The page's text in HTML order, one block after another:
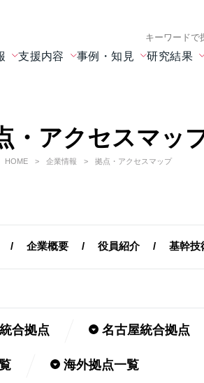
検索キーワード入力
支援内容 事例・知見 研究結果
・アクセスマッ
HOME 企業情報 拠点・アクセスマップ
企業概要 役員紹介 基幹技
合拠点 名古屋統合拠点
海外拠点一覧